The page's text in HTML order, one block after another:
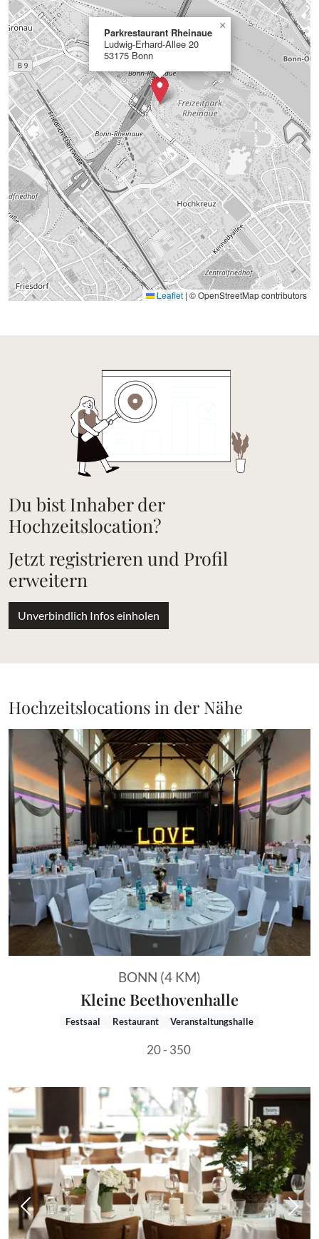
Parkrestaurant Rheinaue
Ludwig-Erhard-Allee 20
53175 Bonn
×
Leaflet | © OpenStreetMap contributors
Du bist Inhaber der
Hochzeitslocation?
Jetzt registrieren und Profil
erweitern
Unverbindlich Infos einholen
Hochzeitslocations in der Nähe
BONN (4 KM)
Kleine Beethovenhalle
Festsaal Restaurant Veranstaltungshalle
20 - 350
Vorheriges Bild